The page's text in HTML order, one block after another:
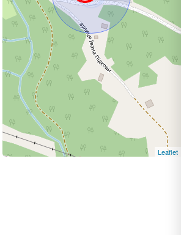
Leaflet